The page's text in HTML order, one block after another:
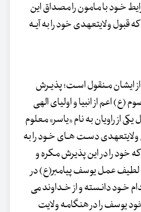
خـود با مامون را مصداق این
ولایت‏عهدی خود را به آیـه
ایشان مـنقول اسـت؛ پذیـرش
اعم از انبیا و اولیای الهی
از راویان به نام «یاسر» معلوم
دسـت هـای خـود را به
خود را در این پذیرش مکره و
لطیف عمل یوسف پیامبر(ع) در
خـود دانـسته و از خـداوند می
یوسف را در هنگامه ولایت